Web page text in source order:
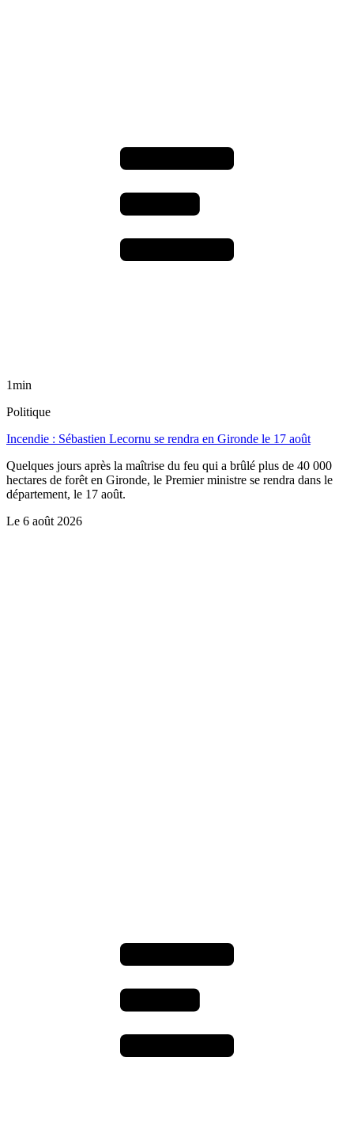
1min
Politique
Incendie : Sébastien Lecornu se rendra en Gironde le 17 août
Quelques jours après la maîtrise du feu qui a brûlé plus de 40 000
hectares de forêt en Gironde, le Premier ministre se rendra dans le
département, le 17 août.
Le 6 août 2026